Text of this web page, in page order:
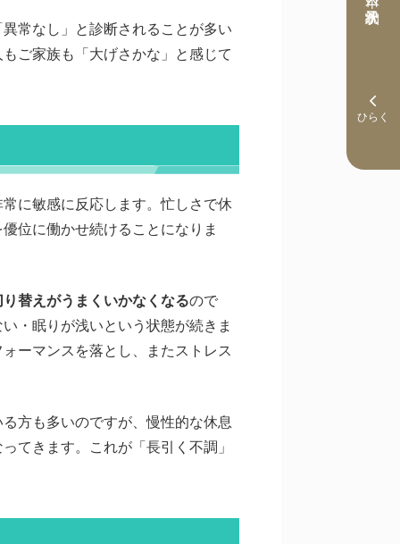
常なし」と診断されることが多い
ご家族も「大げさかな」と感じて
に敏感に反応します。忙しさで休
位に働かせ続けることになりま
替えがうまくいかなくなるので
・眠りが浅いという状態が続きま
ーマンスを落とし、またストレス
方も多いのですが、慢性的な休息
てきます。これが「長引く不調」